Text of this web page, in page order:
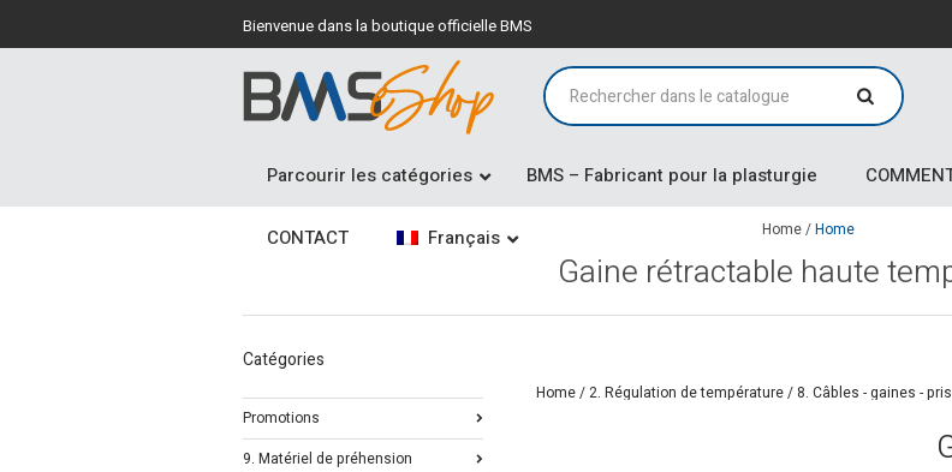
Bienvenue dans la boutique officielle BMS
Parcourir les catégories BMS – Fabricant pour la plasturgie
CONTACT Français Home/Home
Gaine rétractable haute
Home/2. Régulation de température/8. Câbles - gaines -
Catégories
Promotions
9. Matériel de préhension